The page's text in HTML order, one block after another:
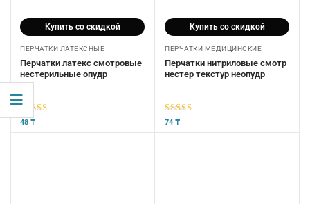
Купить со скидкой
ПЕРЧАТКИ ЛАТЕКСНЫЕ
Перчатки латекс смотровые
нестерильные опудр
5из 5
48 ₸
Купить со скидкой
ПЕРЧАТКИ МЕДИЦИНСКИЕ
Перчатки нитриловые смотр
нестер текстур неопудр
5из 5
74 ₸